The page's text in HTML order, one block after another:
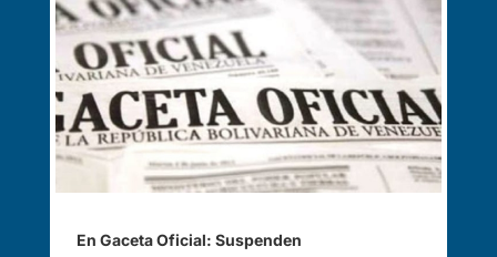
En Gaceta Oficial: Suspenden